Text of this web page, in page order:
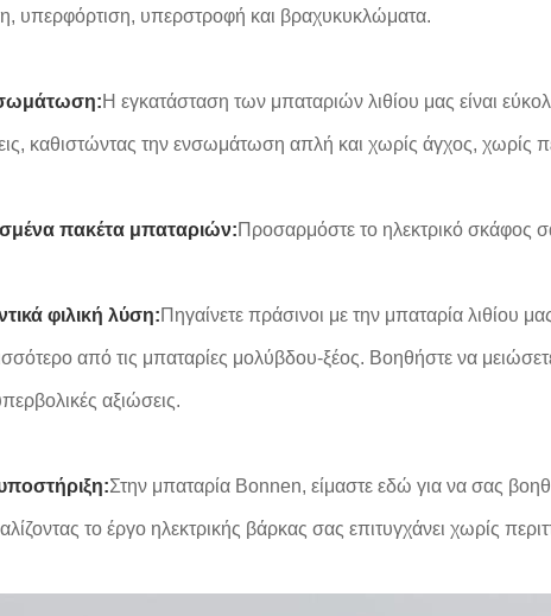
υπερφόρτιση, υπερστροφή και βραχυκυκλώματα.
Η εγκατάσταση των μπαταριών λιθίου μας είναι
καθιστώντας την ενσωμάτωση απλή και χωρίς άγχος, χωρίς
πακέτα μπαταριών:Προσαρμόστε το ηλεκτρικό σκάφος
φιλική λύση:Πηγαίνετε πράσινοι με την μπαταρία λιθίου
από τις μπαταρίες μολύβδου-ξέος. Βοηθήστε να
αξιώσεις.
Στην μπαταρία Bonnen, είμαστε εδώ για να σας
το έργο ηλεκτρικής βάρκας σας επιτυγχάνει χωρίς